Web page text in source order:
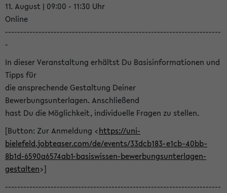
11. August | 09:00 - 11:30 Uhr
Online
-----------------------------------------------------------------------
-
In dieser Veranstaltung erhältst Du Basisinformationen und
Tipps für
die ansprechende Gestaltung Deiner
Bewerbungsunterlagen. Anschließend
hast Du die Möglichkeit, individuelle Fragen zu stellen.
[Button: Zur Anmeldung <https://uni-
bielefeld.jobteaser.com/de/events/33dcb183-e1cb-40bb-
8b1d-6590a6574ab1-basiswissen-bewerbungsunterlagen-
gestalten>]
-----------------------------------------------------------------------